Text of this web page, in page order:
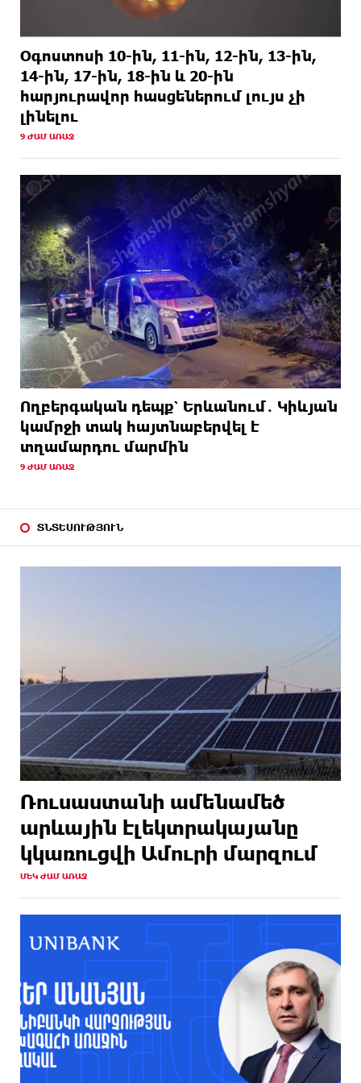
Օգոստոսի 10-ին, 11-ին, 12-ին, 13-ին,
14-ին, 17-ին, 18-ին և 20-ին
հարյուրավոր հասցեներում լույս չի
լինելու
9 ԺԱՄ ԱՌԱՋ
Ողբերգական դեպք՝ Երևանում․ Կիևյան
կամրջի տակ հայտնաբերվել է
տղամարդու մարմին
9 ԺԱՄ ԱՌԱՋ
ՏՆՏԵՍՈՒԹՅՈՒՆ
Ռուսաստանի ամենամեծ
արևային էլեկտրակայանը
կկառուցվի Ամուրի մարզում
ՄԵԿ ԺԱՄ ԱՌԱՋ